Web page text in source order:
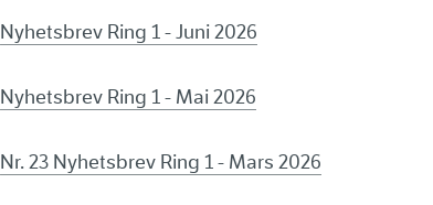
Nyhetsbrev Ring 1 - Juni 2026
Nyhetsbrev Ring 1 - Mai 2026
Nr. 23 Nyhetsbrev Ring 1 - Mars 2026